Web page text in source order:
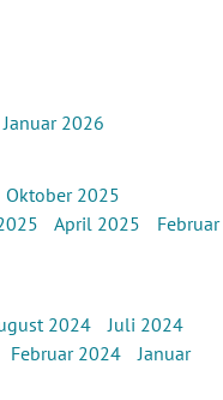
Januar 2026
Oktober 2025
April 2025
Februar
2024
Juli 2024
Februar 2024
Januar